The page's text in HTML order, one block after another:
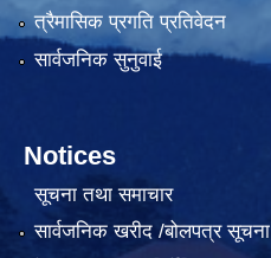
त्रैमासिक प्रगति प्रतिवेदन
सार्वजनिक सुनुवाई
Notices
सूचना तथा समाचार
सार्वजनिक खरीद /बोलपत्र सूचना